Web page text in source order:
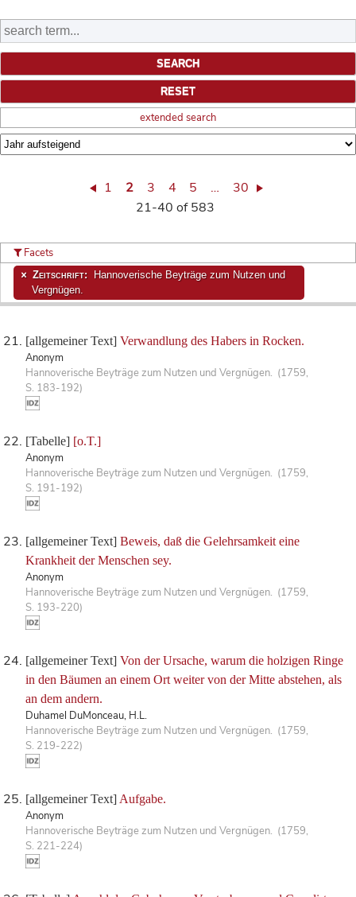
extended search
1 2 3 4 5 …
30
21-40 of 583
[allgemeiner Text] Verwandlung des Habers in Rocken.
Anonym
Hannoverische Beyträge zum Nutzen und Vergnügen. (1759,
S. 183-192)
[Tabelle] [o.T.]
Anonym
Hannoverische Beyträge zum Nutzen und Vergnügen. (1759,
S. 191-192)
[allgemeiner Text] Beweis, daß die Gelehrsamkeit eine
Krankheit der Menschen sey.
Anonym
Hannoverische Beyträge zum Nutzen und Vergnügen. (1759,
S. 193-220)
[allgemeiner Text] Von der Ursache, warum die holzigen Ringe
in den Bäumen an einem Ort weiter von der Mitte abstehen, als
an dem andern.
Duhamel DuMonceau, H.L.
Hannoverische Beyträge zum Nutzen und Vergnügen. (1759,
S. 219-222)
[allgemeiner Text] Aufgabe.
Anonym
Hannoverische Beyträge zum Nutzen und Vergnügen. (1759,
S. 221-224)
Facets
Zeitschrift:
Hannoverische Beyträge zum Nutzen und
Vergnügen.